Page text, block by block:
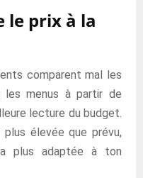
le prix à la
comparent mal les
menus à partir de
lecture du budget.
élevée que prévu,
plus adaptée à ton